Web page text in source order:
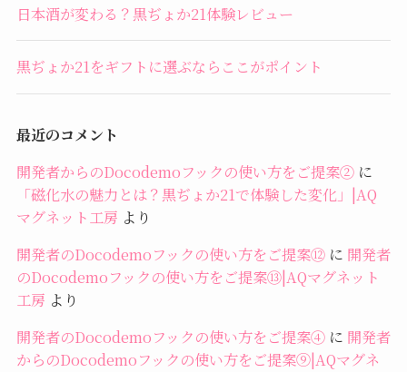
日本酒が変わる？黒ぢょか21体験レビュー
黒ぢょか21をギフトに選ぶならここがポイント
最近のコメント
開発者からのDocodemoフックの使い方をご提案②に
「磁化水の魅力とは？黒ぢょか21で体験した変化」|AQ
マグネット工房 より
開発者のDocodemoフックの使い方をご提案⑫に 開発者
のDocodemoフックの使い方をご提案⑬|AQマグネット
工房 より
開発者のDocodemoフックの使い方をご提案④に 開発者
からのDocodemoフックの使い方をご提案⑨|AQマグネ